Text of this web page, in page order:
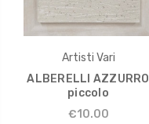
Artisti Vari
ALBERELLI AZZURRO
piccolo
€10.00